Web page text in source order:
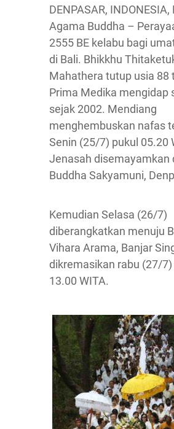
DENPASAR, INDONESIA,
Agama Buddha –
2555 BE kelabu bagi
di Bali. Bhikkhu
Mahathera tutup usia 88
Prima Medika mengidap
sejak 2002. Mendiang
menghembuskan nafas
Senin (25/7) pukul 05.20
Jenasah disemayamkan
Buddha Sakyamuni,
Kemudian Selasa (26/7)
diberangkatkan menuju
Vihara Arama, Banjar
dikremasikan rabu (27/7)
13.00 WITA.